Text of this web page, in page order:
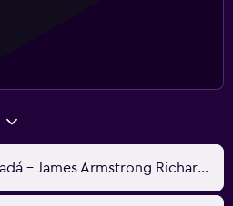
Winnipeg, MB, Canadá - James Armstrong Richardson (YWG)